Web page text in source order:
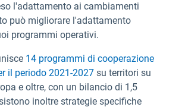
l'adattamento ai cambiamenti
può migliorare l'adattamento
programmi operativi.
14 programmi di cooperazione
il periodo 2021-2027 su territori su
e oltre, con un bilancio di 1,5
inoltre strategie specifiche